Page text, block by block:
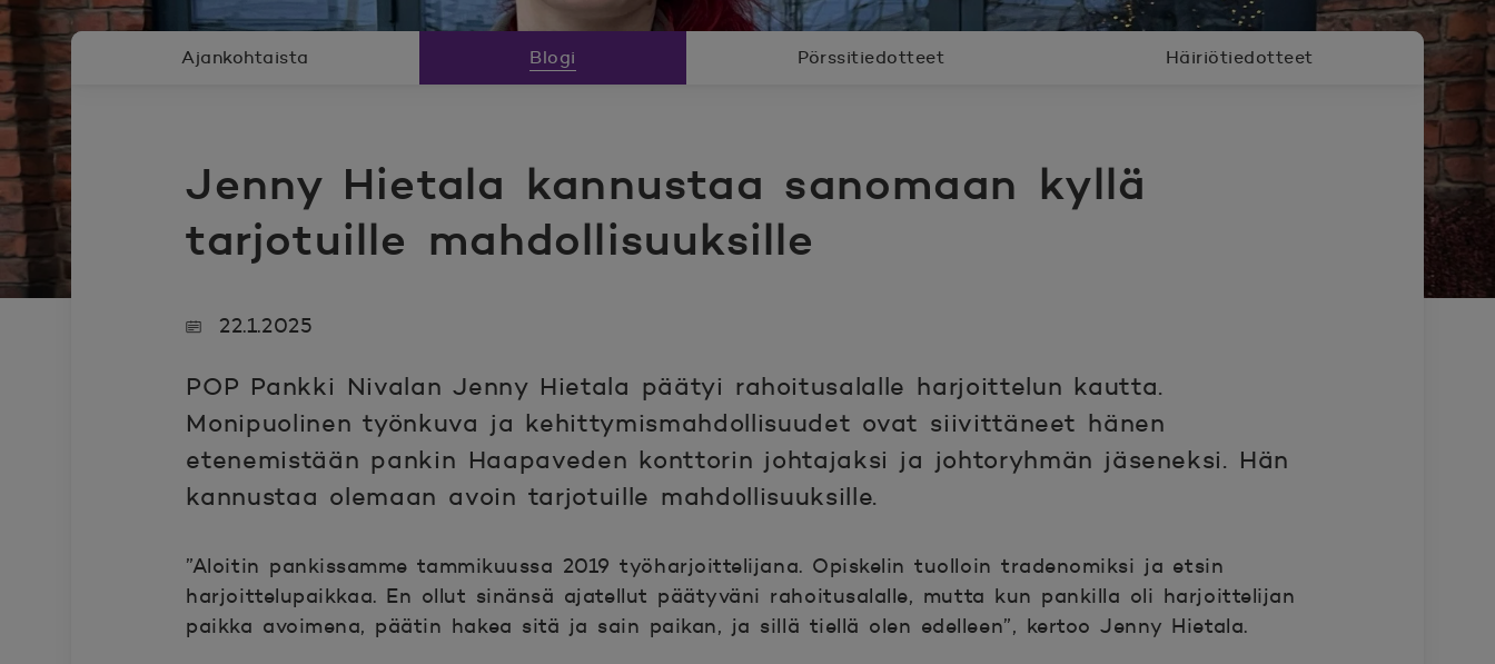
Jenny Hietala kannustaa sanomaan kyllä
tarjotuille mahdollisuuksille
Ajankohtaista Blogi Pörssitiedotteet Häiriötiedotteet
22.1.2025
POP Pankki Nivalan Jenny Hietala päätyi rahoitusalalle harjoittelun kautta.
Monipuolinen työnkuva ja kehittymismahdollisuudet ovat siivittäneet hänen
etenemistään pankin Haapaveden konttorin johtajaksi ja johtoryhmän jäseneksi. Hän
kannustaa olemaan avoin tarjotuille mahdollisuuksille.
”Aloitin pankissamme tammikuussa 2019 työharjoittelijana. Opiskelin tuolloin tradenomiksi ja etsin
harjoittelupaikkaa. En ollut sinänsä ajatellut päätyväni rahoitusalalle, mutta kun pankilla oli harjoittelijan
paikka avoimena, päätin hakea sitä ja sain paikan, ja sillä tiellä olen edelleen”, kertoo Jenny Hietala.